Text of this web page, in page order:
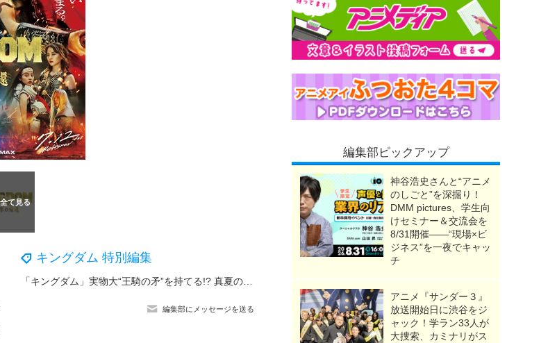
キングダム 特別編集
編集部にメッセージを送る
編集部ピックアップ
神谷浩史さんと“アニメ
のしごと”を深掘り！
DMM pictures、学生向
けセミナー＆交流会を
8/31開催――“現場×ビ
ジネス”を一夜でキャッ
チ
アニメ『サンダー３』
放送開始日に渋谷をジ
ャック！学ラン33人が
大捜索、カミナリがス